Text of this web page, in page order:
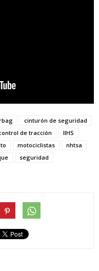
cinturón de seguridad
de tracción
IIHS
motociclistas
nhtsa
seguridad